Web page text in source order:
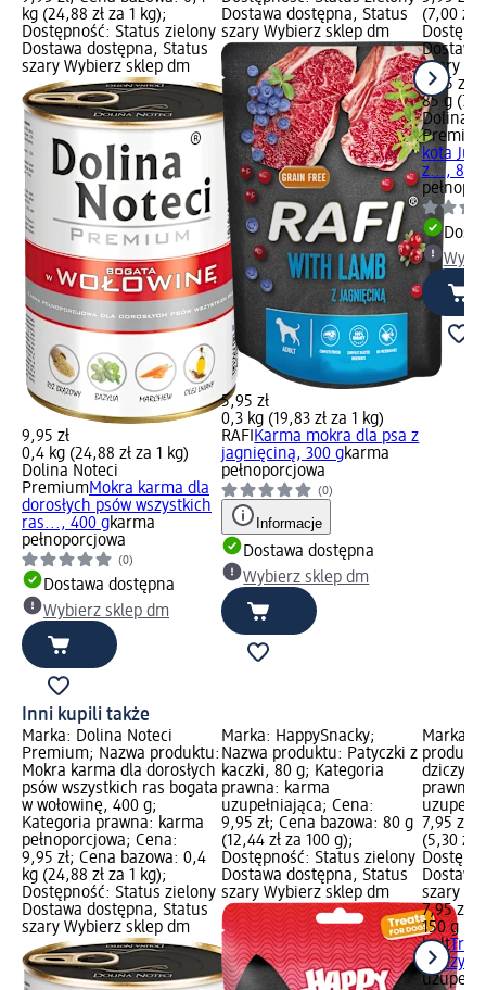
kg (24,88 zł za 1 kg);
Dostępność: Status zielony
Dostawa dostępna, Status
szary Wybierz sklep dm
9,95 zł
0,4 kg (24,88 zł za 1 kg)
Dolina Noteci
PremiumMokra karma dla
dorosłych psów wszystkich
ras..., 400 gkarma
pełnoporcjowa
(0)
Dostawa dostępna
Wybierz sklep dm
Dostawa dostępna, Status
szary Wybierz sklep dm
5,95 zł
0,3 kg (19,83 zł za 1 kg)
RAFI Karma mokra dla psa z
jagnięciną, 300 gkarma
pełnoporcjowa
(0)
Informacje
Dostawa dostępna
Wybierz sklep dm
(7,00 zł
szary
5,95 zł
85 g
Dolina
kota
z..., 85 g
Inni kupili także
Marka: Dolina Noteci
Premium; Nazwa produktu:
Mokra karma dla dorosłych
psów wszystkich ras bogata
w wołowinę, 400 g;
Kategoria prawna: karma
pełnoporcjowa; Cena:
9,95 zł; Cena bazowa: 0,4
kg (24,88 zł za 1 kg);
Dostępność: Status zielony
Dostawa dostępna, Status
szary Wybierz sklep dm
Marka: HappySnacky;
Nazwa produktu: Patyczki z
kaczki, 80 g; Kategoria
prawna: karma
uzupełniająca; Cena:
9,95 zł; Cena bazowa: 80 g
(12,44 zł za 100 g);
Dostępność: Status zielony
Dostawa dostępna, Status
szary Wybierz sklep dm
Marka:
prawna:
7,95 zł;
(5,30 zł
szary
7,95 zł
150 g
bult